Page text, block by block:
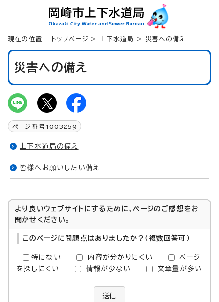
現在の位置： トップページ > 上下水道局 > 災害への備え
災害への備え
ページ番号 1003259
上下水道局の備え
皆様へお願いしたい備え
より良いウェブサイトにするために、ページのご感想をお
聞かせください。
このページに問題点はありましたか？（複数回答可）
特にない 内容が分かりにくい
ページ
を探しにくい
情報が少ない 文章量が多い
送信